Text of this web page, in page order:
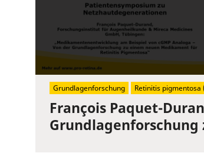
François Paquet-
Grundlagenforschung
Grundlagenforschung Retinitis pigmentosa